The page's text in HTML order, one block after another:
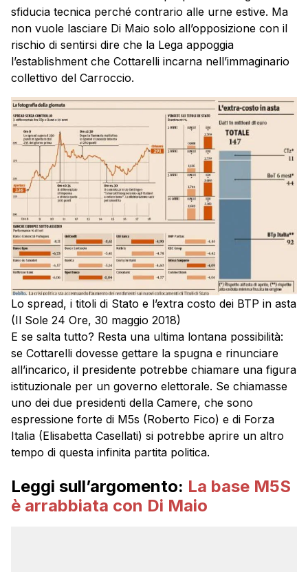
sfiducia tecnica perché contrario alle urne estive. Ma
non vuole lasciare Di Maio solo all’opposizione con il
rischio di sentirsi dire che la Lega appoggia
l’establishment che Cottarelli incarna nell’immaginario
collettivo del Carroccio.
Lo spread, i titoli di Stato e l’extra costo dei BTP in asta
(Il Sole 24 Ore, 30 maggio 2018)
E se salta tutto? Resta una ultima lontana possibilità:
se Cottarelli dovesse gettare la spugna e rinunciare
all’incarico, il presidente potrebbe chiamare una figura
istituzionale per un governo elettorale. Se chiamasse
uno dei due presidenti della Camere, che sono
espressione forte di M5s (Roberto Fico) e di Forza
Italia (Elisabetta Casellati) si potrebbe aprire un altro
tempo di questa infinita partita politica.
Leggi sull’argomento: La base M5S
è arrabbiata con Di Maio